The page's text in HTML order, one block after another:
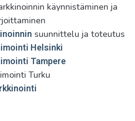
käynnistäminen ja
suunnittelu ja toteutus
Helsinki
Tampere
Turku